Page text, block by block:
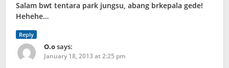
Salam bwt tentara park jungsu, abang brkepala gede!
Hehehe…
Reply
O.osays:
January 18, 2013 at 2:25 pm